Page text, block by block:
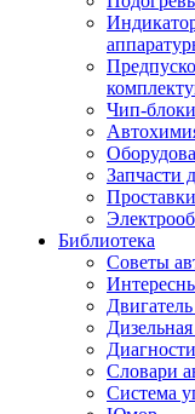
Чип-блоки
Запчасти
Библиотека
Советы
Словари
Система